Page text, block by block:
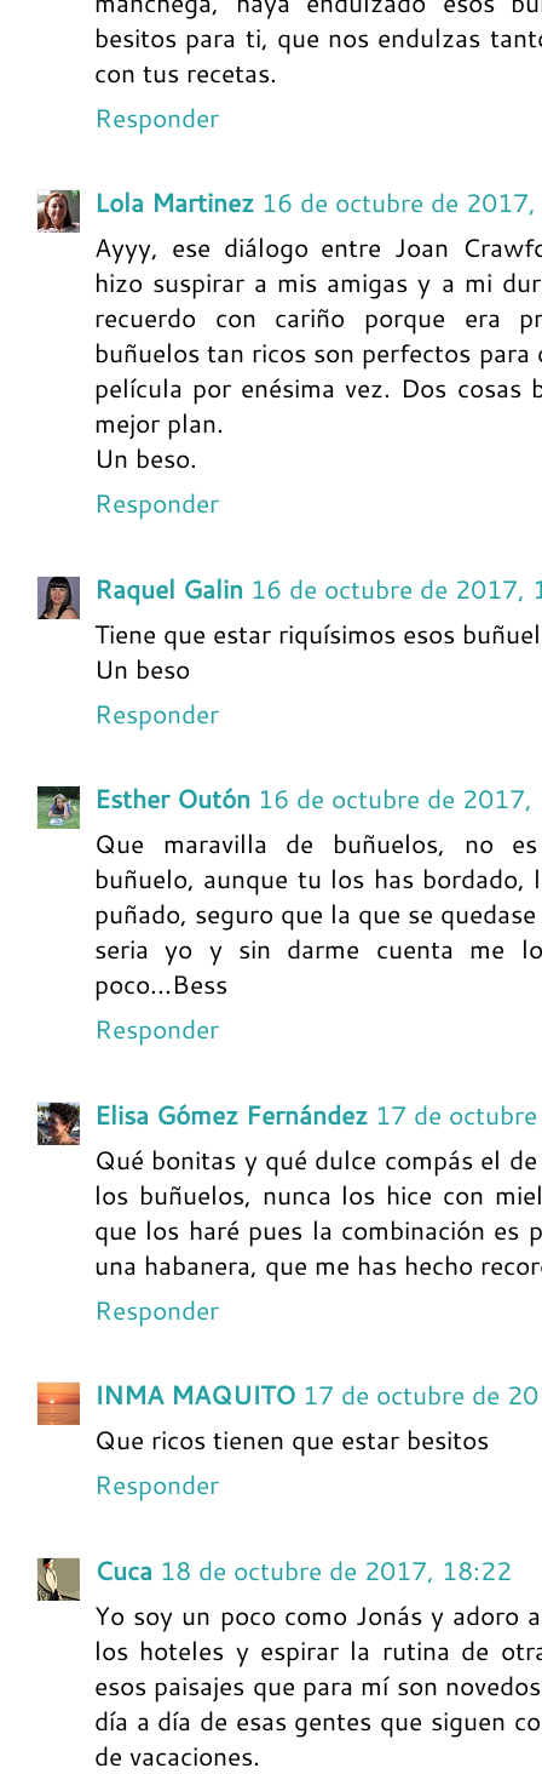
besitos para ti, que nos endulzas
con tus recetas.
Responder
Lola Martinez 16 de octubre de
Ayyy, ese diálogo entre Joan
hizo suspirar a mis amigas y a mi
recuerdo con cariño porque era
buñuelos tan ricos son perfectos
película por enésima vez. Dos cosas
mejor plan.
Un beso.
Responder
Raquel Galin 16 de octubre de 2017,
Tiene que estar riquísimos esos
Un beso
Responder
Esther Outón 16 de octubre de
Que maravilla de buñuelos, no
buñuelo, aunque tu los has bordado,
puñado, seguro que la que se
seria yo y sin darme cuenta me
poco...Bess
Responder
Elisa Gómez Fernández 17 de
Qué bonitas y qué dulce compás el
los buñuelos, nunca los hice con
que los haré pues la combinación es
una habanera, que me has hecho
Responder
INMA MAQUITO 17 de octubre de
Que ricos tienen que estar besitos
Responder
Cuca 18 de octubre de 2017, 18:22
Yo soy un poco como Jonás y adoro
los hoteles y espirar la rutina de
esos paisajes que para mí son
día a día de esas gentes que siguen
de vacaciones.